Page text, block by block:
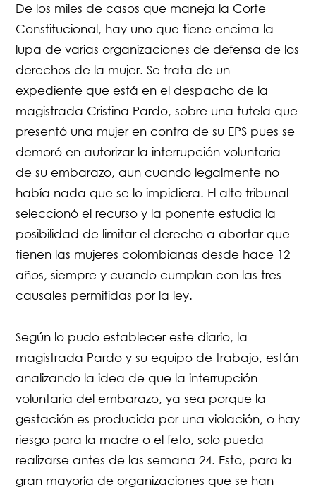
De los miles de casos que maneja la Corte
Constitucional, hay uno que tiene encima la
lupa de varias organizaciones de defensa de los
derechos de la mujer.Se trata de un
expediente que está en el despacho de la
magistrada Cristina Pardo, sobre una tutela que
presentó una mujer en contra de su EPS pues se
demoró en autorizar la interrupción voluntaria
de su embarazo, aun cuando legalmente no
había nada que se lo impidiera. El alto tribunal
seleccionó el recurso y la ponente estudia la
posibilidad de limitar el derecho a abortar que
tienen las mujeres colombianas desde hace 12
años, siempre y cuando cumplan con las tres
causales permitidas por la ley.
Según lo pudo establecer este diario, la
magistrada Pardo y su equipo de trabajo, están
analizando la idea deque la interrupción
voluntaria del embarazo, ya sea porque la
gestación es producida por una violación, o hay
riesgo para la madre o el feto, solo pueda
realizarse antes de las semana 24. Esto, para la
gran mayoría de organizaciones que se han